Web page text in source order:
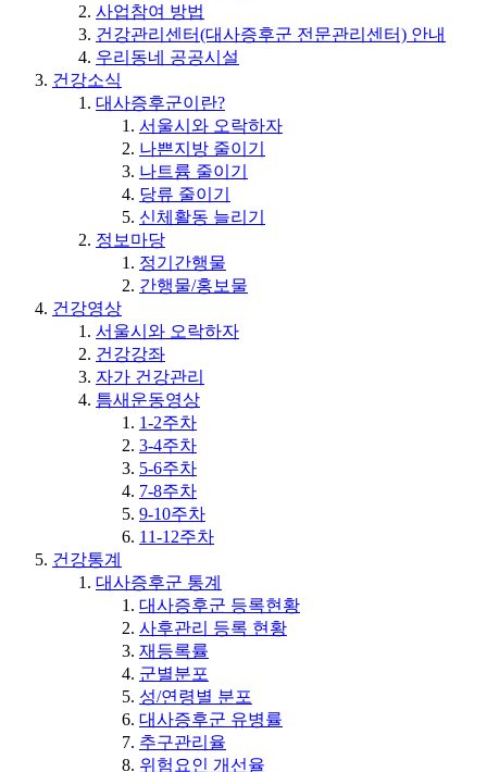
사업참여 방법
건강관리센터(대사증후군 전문관리센터) 안내
우리동네 공공시설
건강소식
대사증후군이란?
서울시와 오락하자
나쁜지방 줄이기
나트륨 줄이기
당류 줄이기
신체활동 늘리기
정보마당
정기간행물
간행물/홍보물
건강영상
서울시와 오락하자
건강강좌
자가 건강관리
틈새운동영상
1-2주차
3-4주차
5-6주차
7-8주차
9-10주차
11-12주차
건강통계
대사증후군 통계
대사증후군 등록현황
사후관리 등록 현황
재등록률
군별분포
성/연령별 분포
대사증후군 유병률
추구관리율
위험요인 개선율